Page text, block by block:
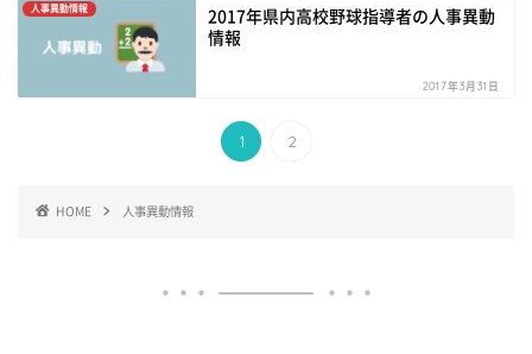
人事異動情報
2017年県内高校野球指導者の人事異動
情報
2017年3月31日
1 2
HOME 人事異動情報